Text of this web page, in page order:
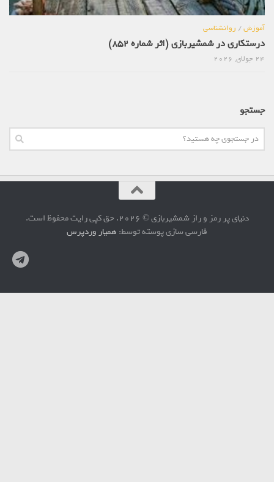
آموزش/روانشناسی
درستکاری در شمشیربازی (اثر شماره 852)
جستجو
دنیای پر رمز و راز شمشیربازی © 2026. حق کپی رایت محفوظ است.
فارسی سازی پوسته توسط:همیار وردپرس